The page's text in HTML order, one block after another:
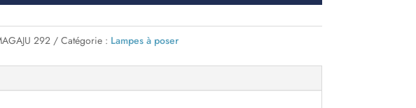
292 Catégorie : Lampes à poser